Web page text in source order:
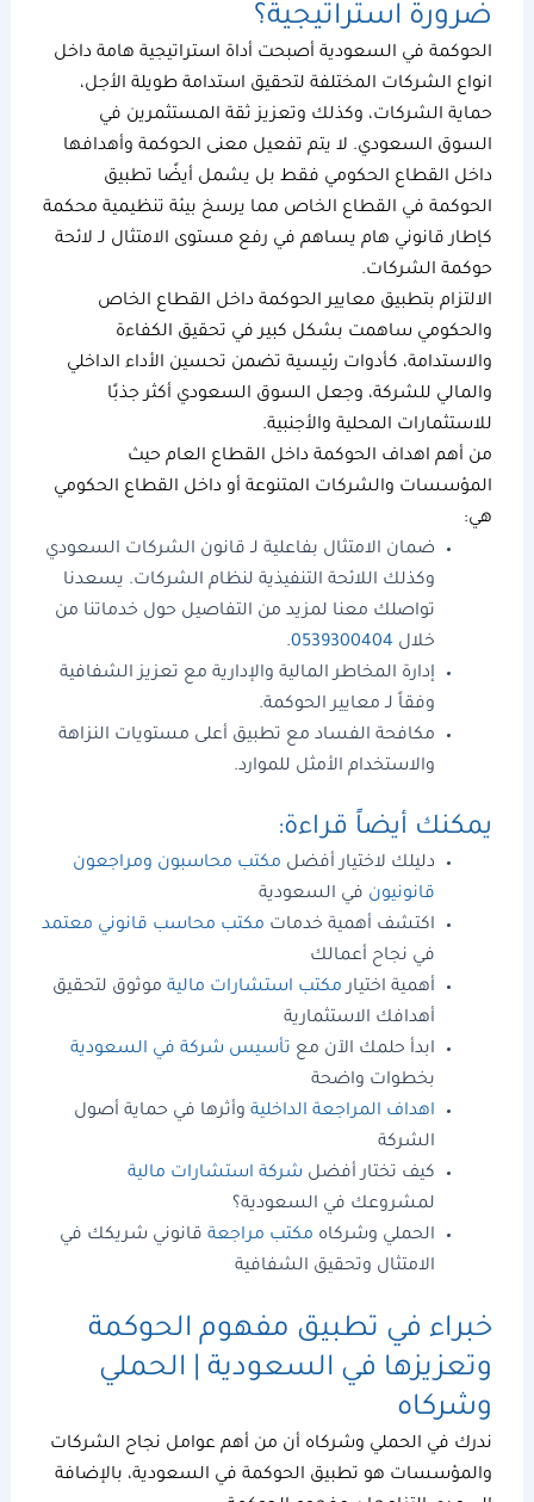
ضرورة استراتيجية؟
الحوكمة في السعوديةأصبحت أداة استراتيجية هامة داخل
انواع الشركات المختلفة لتحقيق استدامة طويلة الأجل،
حماية الشركات، وكذلك وتعزيز ثقة المستثمرين في
السوق السعودي. لا يتم تفعيل معنى الحوكمةوأهدافها
داخل القطاع الحكومي فقط بل يشمل أيضًا تطبيق
الحوكمة في القطاع الخاص مما يرسخ بيئة تنظيمية محكمة
كإطار قانوني هام يساهم في رفع مستوى الامتثال لـ لائحة
حوكمة الشركات.
الالتزام بتطبيق معايير الحوكمةداخل القطاع الخاص
والحكومي ساهمت بشكل كبير في تحقيق الكفاءة
والاستدامة، كأدوات رئيسية تضمن تحسين الأداء الداخلي
والمالي للشركة، وجعل السوق السعودي أكثر جذبًا
للاستثمارات المحلية والأجنبية.
من أهم اهداف الحوكمةداخل القطاع العام حيث
المؤسسات والشركات المتنوعة أو داخل القطاع الحكومي
هي:
ضمان الامتثال بفاعلية لـ قانون الشركات السعودي
وكذلك اللائحة التنفيذية لنظام الشركات. يسعدنا
تواصلك معنا لمزيد من التفاصيل حول خدماتنا من
خلال 0539300404
.
إدارة المخاطر المالية والإدارية مع تعزيز الشفافية
وفقاً لـ معايير الحوكمة.
مكافحة الفساد مع تطبيق أعلى مستويات النزاهة
والاستخدام الأمثل للموارد.
يمكنك أيضاً قراءة:
دليلك لاختيار أفضل مكتب محاسبون ومراجعون
قانونيون في السعودية
اكتشف أهمية خدمات مكتب محاسب قانوني معتمد
في نجاح أعمالك
أهمية اختيار مكتب استشارات مالية موثوق لتحقيق
أهدافك الاستثمارية
ابدأ حلمك الآن مع تأسيس شركة في السعودية
بخطوات واضحة
اهداف المراجعة الداخلية وأثرها في حماية أصول
الشركة
كيف تختار أفضل شركة استشارات مالية
لمشروعك في السعودية؟
الحملي وشركاه مكتب مراجعة قانوني شريكك في
الامتثال وتحقيق الشفافية
خبراء في تطبيق مفهوم الحوكمة
وتعزيزها في السعودية | الحملي
وشركاه
ندرك في الحملي وشركاه أن من أهم عوامل نجاح الشركات
والمؤسسات هو تطبيق الحوكمة في السعودية، بالإضافة